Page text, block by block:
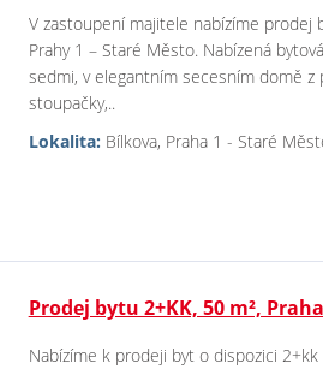
V zastoupení majitele nabízíme prodej
Prahy 1 – Staré Město. Nabízená
sedmi, v elegantním secesním domě
stoupačky,..
Lokalita: Bílkova, Praha 1 - Staré
Prodej bytu 2+KK, 50 m²,
Nabízíme k prodeji byt o dispozici